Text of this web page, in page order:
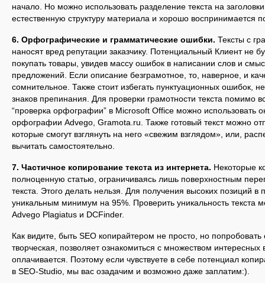
начало. Но можно использовать разделение текста на
естественную структуру материала и хорошо воспринимается
6. Орфографические и грамматические ошибки. Тексты с
наносят вред репутации заказчику. Потенциальный Клиент не
покупать товары, увидев массу ошибок в написании слов и
предложений. Если описание безграмотное, то, наверное, и
сомнительное. Также стоит избегать пунктуационных ошибок,
знаков препинания. Для проверки грамотности текста помимо
“проверка орфографии” в Microsoft Office можно использовать
орфографии Advego, Gramota.ru. Также готовый текст можно
которые смогут взглянуть на него «свежим взглядом», или,
вычитать самостоятельно.
7. Частичное копирование текста из интернета. Некоторые
полноценную статью, ограничиваясь лишь поверхностным
текста. Этого делать нельзя. Для получения высоких позиций в
уникальным минимум на 95%. Проверить уникальность
Advego Plagiatus и DCFinder.
Как видите, быть SEO копирайтером не просто, но
творческая, позволяет ознакомиться с множеством
оплачивается. Поэтому если чувствуете в себе потенциал
в SEO-Studio, мы вас озадачим и возможно даже заплатим:).